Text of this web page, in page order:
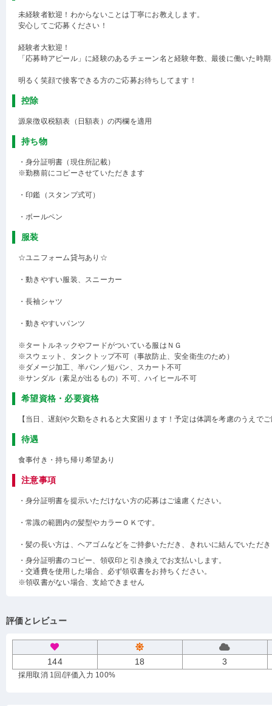
未経験者歓迎！わからないことは丁寧にお教えします。
安心してご応募ください！
経験者大歓迎！
「応募時アピール」に経験のあるチェーン名と経験年数、最後に働いた時
明るく笑顔で接客できる方のご応募お待ちしてます！
控除
源泉徴収税額表（日額表）の丙欄を適用
持ち物
・身分証明書（現住所記載）
※勤務前にコピーさせていただきます
・印鑑（スタンプ式可）
・ボールペン
服装
☆ユニフォーム貸与あり☆
・動きやすい服装、スニーカー
・長袖シャツ
・動きやすいパンツ
※タートルネックやフードがついている服はＮＧ
※スウェット、タンクトップ不可（事故防止、安全衛生のため）
※ダメージ加工、半パン／短パン、スカート不可
※サンダル（素足が出るもの）不可、ハイヒール不可
希望資格・必要資格
【当日、遅刻や欠勤をされると大変困ります！予定は体調を考慮のうえで
待遇
食事付き・持ち帰り希望あり
注意事項
・身分証明書を提示いただけない方の応募はご遠慮ください。
・常識の範囲内の髪型やカラーＯＫです。
・髪の長い方は、ヘアゴムなどをご持参いただき、きれいに結んでいただ
・身分証明書のコピー、領収印と引き換えでお支払いします。
・交通費を使用した場合、必ず領収書をお持ちください。
※領収書がない場合、支給できません
評価とレビュー
144 18 3
採用取消 1回 /評価入力 100%